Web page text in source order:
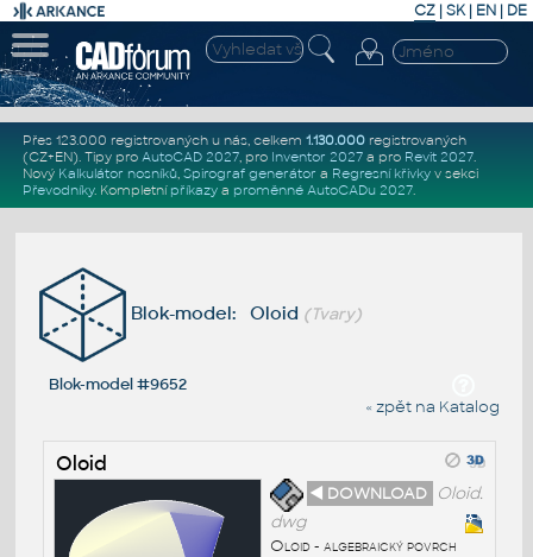
CZ | SK| EN | DE
Přes 123.000 registrovaných u nás, celkem 1.130.000registrovaných
(CZ+EN). Tipy pro AutoCAD 2027, pro Inventor 2027a pro Revit 2027.
Nový Kalkulátor nosníků, Spirograf generátor a Regresní křivkyv sekci
Převodníky. Kompletní příkazya proměnné AutoCADu 2027.
Blok-model: Oloid (Tvary)
Blok-model #9652
« zpět na Katalog
Oloid
◄ DOWNLOAD
Oloid.
dwg
Oloid - algebraický povrch